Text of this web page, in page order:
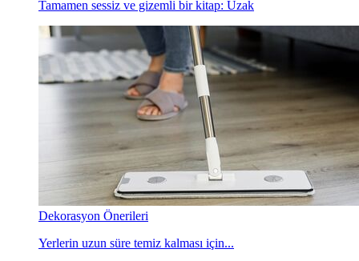
Tamamen sessiz ve gizemli bir kitap: Uzak
Dekorasyon Önerileri
Yerlerin uzun süre temiz kalması için...